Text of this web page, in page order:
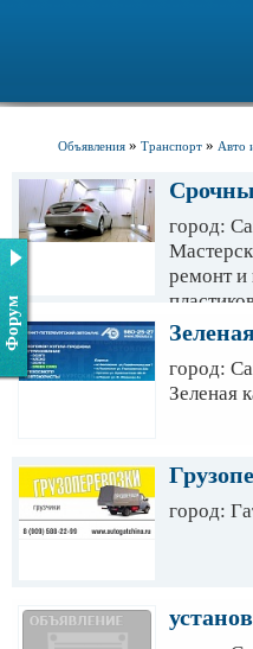
Форум
Объявления » Транспорт » Авто
город:
ремонт и
капотов,
обвесов,
В
только
город:
Зеленая
город: